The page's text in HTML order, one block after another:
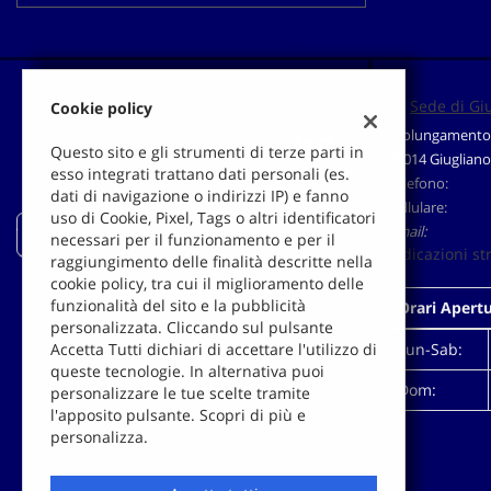
Auto-Pigna
Sede di
80014
Telefono:
Cellulare:
Email:
Indicazioni
Orari
Lun-Sab:
Dom:
Cookie policy
Questo sito e gli strumenti di terze parti in
esso integrati trattano dati personali (es.
dati di navigazione o indirizzi IP) e fanno
uso di Cookie, Pixel, Tags o altri identificatori
necessari per il funzionamento e per il
raggiungimento delle finalità descritte nella
cookie policy, tra cui il miglioramento delle
funzionalità del sito e la pubblicità
personalizzata. Cliccando sul pulsante
Accetta Tutti dichiari di accettare l'utilizzo di
queste tecnologie. In alternativa puoi
personalizzare le tue scelte tramite
l'apposito pulsante. Scopri di più e
personalizza.
Leggi
la